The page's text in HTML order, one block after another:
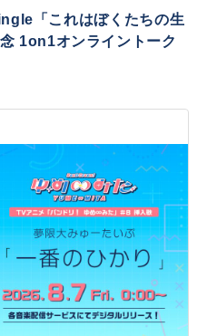
「これはぼくたちの生
1on1オンライントーク